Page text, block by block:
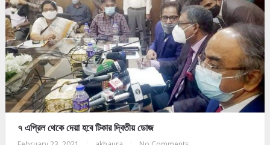
৭ এপ্রিল থেকে দেয়া হবে টিকার দ্বিতীয় ডোজ